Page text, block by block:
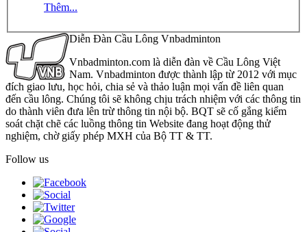
Thêm...
Diễn Đàn Cầu Lông Vnbadminton
Vnbadminton.com là diễn đàn về Cầu Lông Việt
Nam. Vnbadminton được thành lập từ 2012 với mục
đích giao lưu, học hỏi, chia sẻ và thảo luận mọi vấn đề liên quan
đến cầu lông. Chúng tôi sẽ không chịu trách nhiệm với các thông tin
do thành viên đưa lên trừ thông tin nội bộ. BQT sẽ cố gắng kiểm
soát chặt chẽ các luồng thông tin Website đang hoạt động thử
nghiệm, chờ giấy phép MXH của Bộ TT & TT.
Follow us